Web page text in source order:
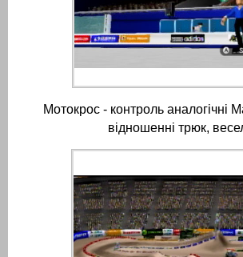
Мотокрос - контроль аналогічні
відношенні трюк,